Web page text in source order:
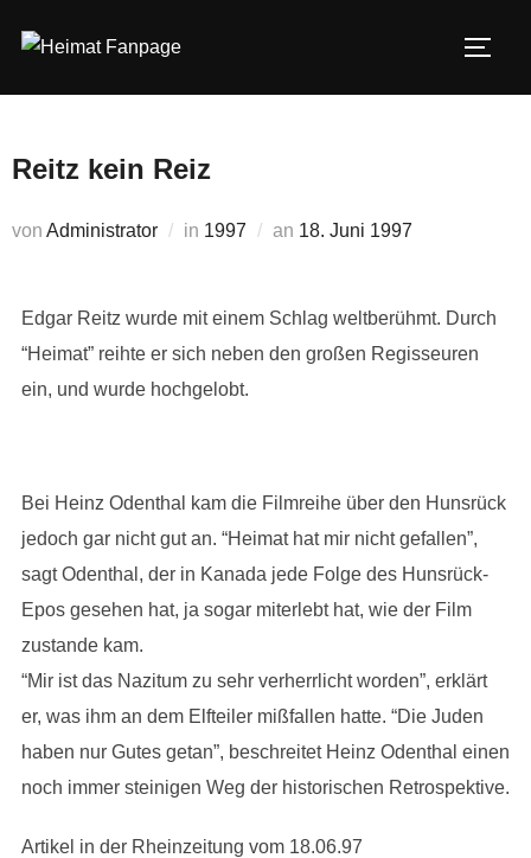
Inhalt
Reitz kein Reiz
von Administrator in 1997 an Veröffentlicht
18. Juni 1997
Edgar Reitz wurde mit einem Schlag weltberühmt. Durch
“Heimat” reihte er sich neben den großen Regisseuren
ein, und wurde hochgelobt.
Bei Heinz Odenthal kam die Filmreihe über den Hunsrück
jedoch gar nicht gut an. “Heimat hat mir nicht gefallen”,
sagt Odenthal, der in Kanada jede Folge des Hunsrück-
Epos gesehen hat, ja sogar miterlebt hat, wie der Film
zustande kam.
“Mir ist das Nazitum zu sehr verherrlicht worden”, erklärt
er, was ihm an dem Elfteiler mißfallen hatte. “Die Juden
haben nur Gutes getan”, beschreitet Heinz Odenthal einen
noch immer steinigen Weg der historischen Retrospektive.
Artikel in der Rheinzeitung vom 18.06.97